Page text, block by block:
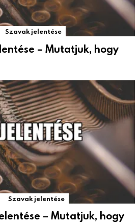
Szavak jelentése
– Mutatjuk, hogy
hozzászólás
Szavak jelentése
– Mutatjuk, hogy